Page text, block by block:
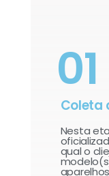
01
Coleta
Nesta
qual o